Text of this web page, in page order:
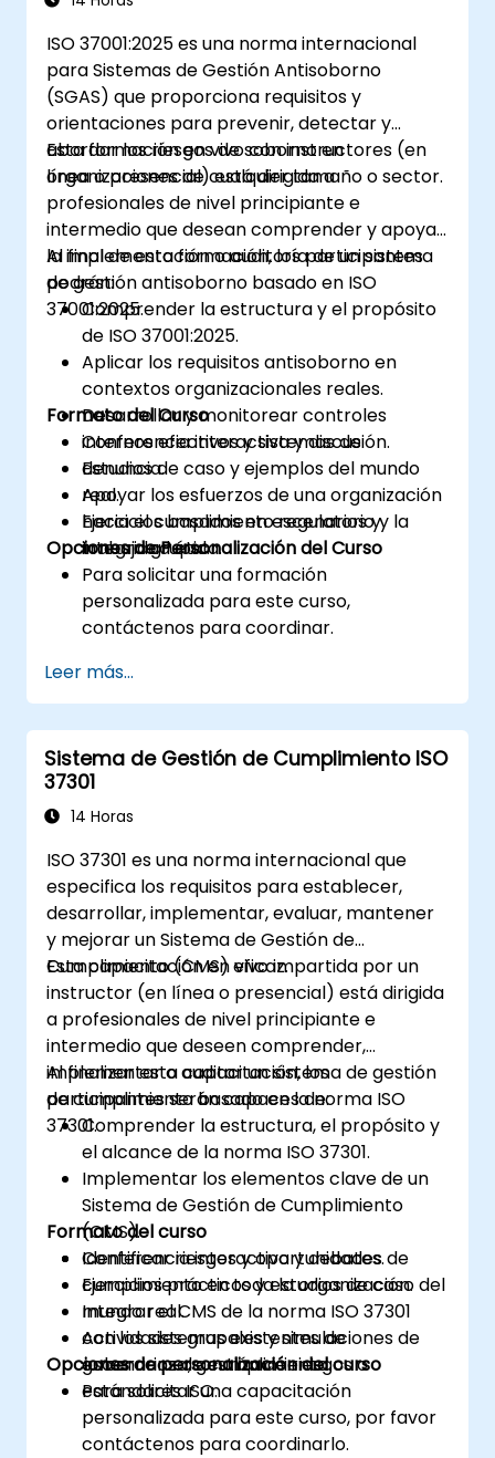
ISO 37001:2025 es una norma internacional
para Sistemas de Gestión Antisoborno
(SGAS) que proporciona requisitos y
orientaciones para prevenir, detectar y
abordar los riesgos de soborno en
organizaciones de cualquier tamaño o sector.
Esta formación en vivo con instructores (en
línea o presencial) está dirigida a
profesionales de nivel principiante e
intermedio que desean comprender y apoyar
la implementación o auditoría de un sistema
de gestión antisoborno basado en ISO
37001:2025.
Al final de esta formación, los participantes
podrán:
Comprender la estructura y el propósito
de ISO 37001:2025.
Aplicar los requisitos antisoborno en
contextos organizacionales reales.
Desarrollar y monitorear controles
internos efectivos y sistemas de
denuncia.
Apoyar los esfuerzos de una organización
hacia el cumplimiento regulatorio y la
integridad ética.
Formato del Curso
Conferencia interactiva y discusión.
Estudios de caso y ejemplos del mundo
real.
Ejercicios basados en escenarios y
trabajo grupal.
Opciones de Personalización del Curso
Para solicitar una formación
personalizada para este curso,
contáctenos para coordinar.
Leer más...
Sistema de Gestión de Cumplimiento ISO
37301
14 Horas
ISO 37301 es una norma internacional que
especifica los requisitos para establecer,
desarrollar, implementar, evaluar, mantener
y mejorar un Sistema de Gestión de
Cumplimiento (CMS) eficaz.
Esta capacitación en vivo impartida por un
instructor (en línea o presencial) está dirigida
a profesionales de nivel principiante e
intermedio que deseen comprender,
implementar o auditar un sistema de gestión
de cumplimiento basado en la norma ISO
37301.
Al finalizar esta capacitación, los
participantes serán capaces de:
Comprender la estructura, el propósito y
el alcance de la norma ISO 37301.
Implementar los elementos clave de un
Sistema de Gestión de Cumplimiento
(CMS).
Identificar riesgos y oportunidades de
cumplimiento en toda la organización.
Integrar el CMS de la norma ISO 37301
con los sistemas existentes de
gobernanza, gestión de riesgos o
estándares ISO.
Formato del curso
Conferencia interactiva y debates.
Ejercicios prácticos y estudios de caso del
mundo real.
Actividades grupales y simulaciones de
escenarios de cumplimiento.
Opciones de personalización del curso
Para solicitar una capacitación
personalizada para este curso, por favor
contáctenos para coordinarlo.